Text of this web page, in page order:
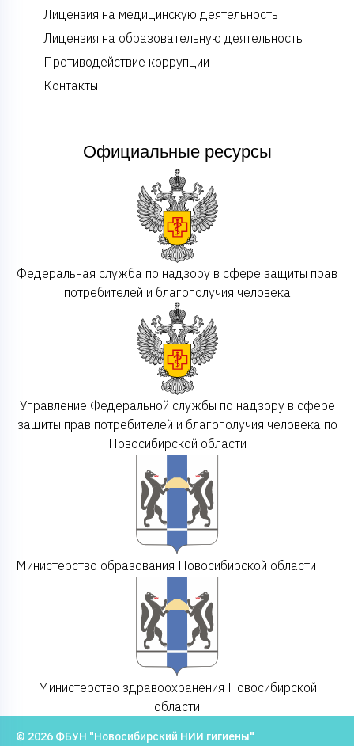
Лицензия на медицинскую деятельность
Лицензия на образовательную деятельность
Противодействие коррупции
Контакты
Официальные ресурсы
Федеральная служба по надзору в сфере защиты прав
потребителей и благополучия человека
Управление Федеральной службы по надзору в сфере
защиты прав потребителей и благополучия человека по
Новосибирской области
Министерство образования Новосибирской области
Министерство здравоохранения Новосибирской
области
© 2026 ФБУН "Новосибирский НИИ гигиены"